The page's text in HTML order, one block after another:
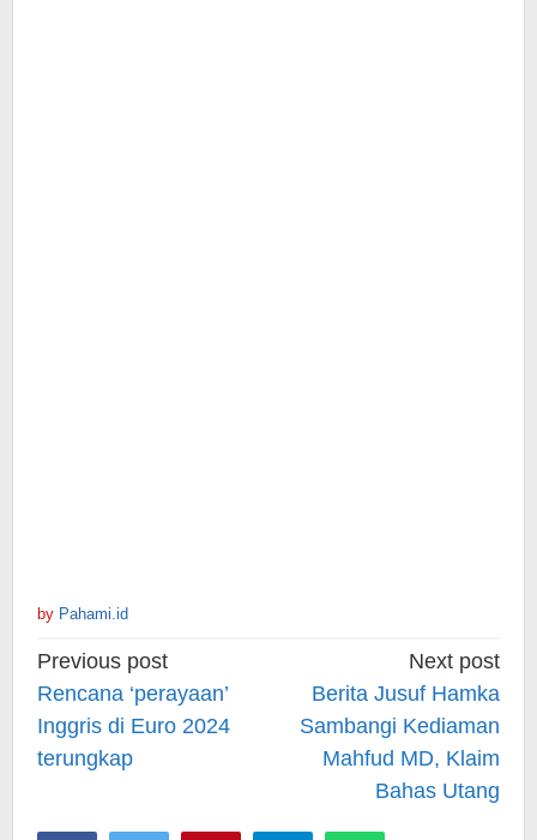
by Pahami.id
Post
navigation
Previous post
Rencana ‘perayaan’
Inggris di Euro 2024
terungkap
Next post
Berita Jusuf Hamka
Sambangi Kediaman
Mahfud MD, Klaim
Bahas Utang